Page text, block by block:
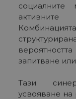
запитване
Тази
усвояване